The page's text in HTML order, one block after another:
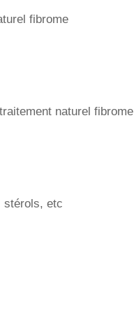
fibrome
naturel fibrome
stérols, etc